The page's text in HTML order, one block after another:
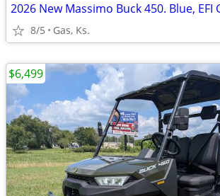
2026 New Massimo Buck 450. Blue, EFI
8/5 Gas, Ks.
$6,499